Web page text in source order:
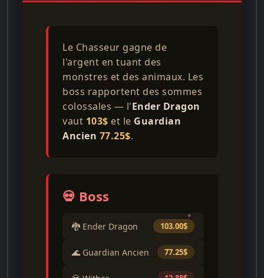
Le Chasseur gagne de
l'argent en tuant des
monstres et des animaux. Les
boss rapportent des sommes
colossales — l'Ender Dragon
vaut 103$ et le Guardian
Ancien 77.25$.
💀 Boss
🐉 Ender Dragon 103.00$
🌊 Guardian Ancien 77.25$